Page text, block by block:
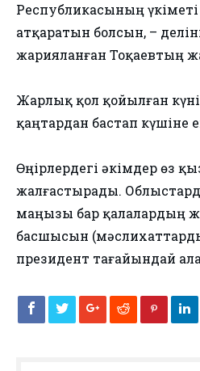
Республикасының үкіметі
атқаратын болсын, –
жарияланған Тоқаевтың
Жарлық қол қойылған
қаңтардан бастап күшіне
Өңірлердегі әкімдер өз
жалғастырады.
маңызы бар қалалардың
басшысын
президент тағайындай